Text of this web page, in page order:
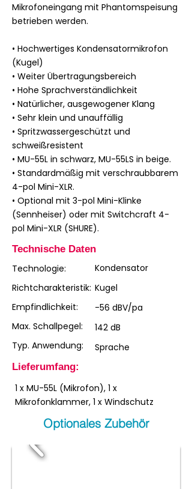
Mikrofoneingang mit Phantomspeisung
betrieben werden.
• Hochwertiges Kondensatormikrofon
(Kugel)
• Weiter Übertragungsbereich
• Hohe Sprachverständlichkeit
• Natürlicher, ausgewogener Klang
• Sehr klein und unauffällig
• Spritzwassergeschützt und
schweißresistent
• MU-55L in schwarz, MU-55LS in beige.
• Standardmäßig mit verschraubbarem
4-pol Mini-XLR.
• Optional mit 3-pol Mini-Klinke
(Sennheiser) oder mit Switchcraft 4-
pol Mini-XLR (SHURE).
Technische Daten
Technologie:
Kondensator
Richtcharakteristik: Kugel
Empfindlichkeit:
-56 dBV/pa
Max. Schallpegel:
142 dB
Typ. Anwendung:
Sprache
Lieferumfang:
1 x MU-55L (Mikrofon), 1 x
Mikrofonklammer, 1 x Windschutz
Optionales Zubehör